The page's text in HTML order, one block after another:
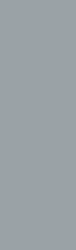
juristische
Stelle,
werden,
ihr um einen
die im
Recht der
jedoch
Person,
außer der
dem
die unter